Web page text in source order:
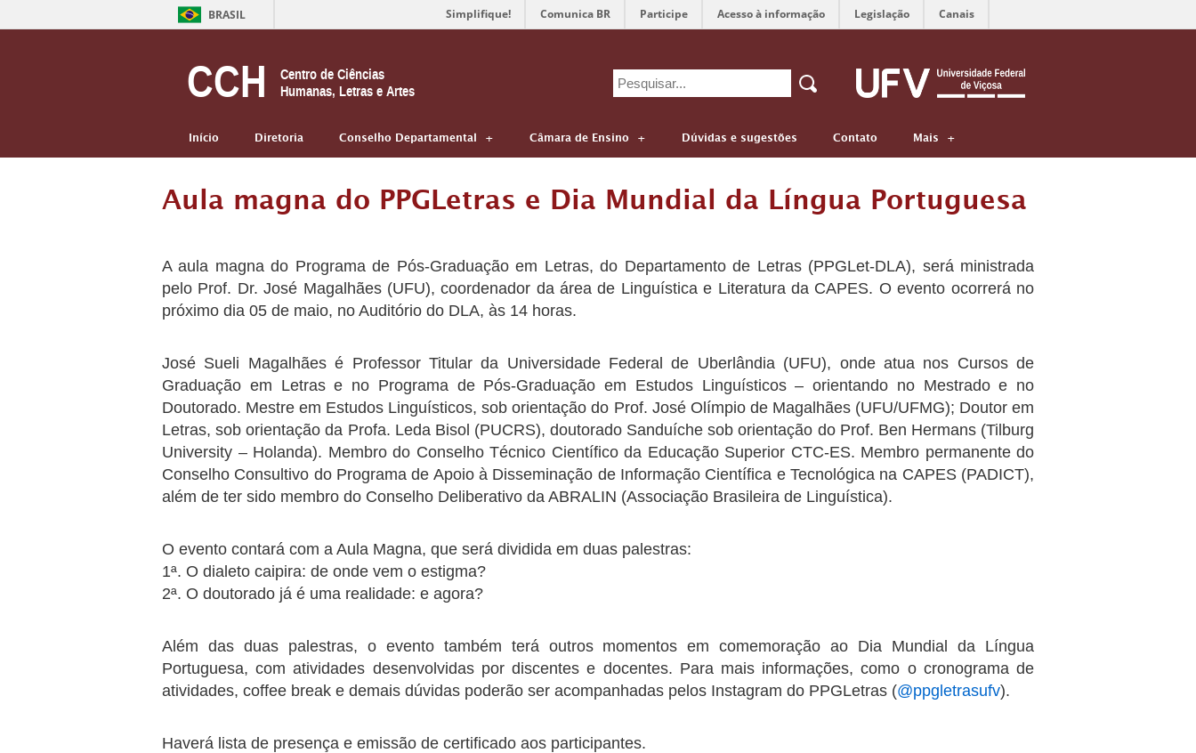
BRASIL Simplifique! Comunica BR Participe Acesso à informação Legislação Canais
CCH
Centro de Ciências
Humanas, Letras e Artes
Search
for:
Início Diretoria Conselho Departamental Câmara de Ensino Dúvidas e sugestões Contato Mais
Aula magna do PPGLetras e Dia Mundial da Língua Portuguesa
A aula magna do Programa de Pós-Graduação em Letras, do Departamento de Letras (PPGLet-DLA), será ministrada
pelo Prof. Dr. José Magalhães (UFU), coordenador da área de Linguística e Literatura da CAPES. O evento ocorrerá no
próximo dia 05 de maio, no Auditório do DLA, às 14 horas.
José Sueli Magalhães é Professor Titular da Universidade Federal de Uberlândia (UFU), onde atua nos Cursos de
Graduação em Letras e no Programa de Pós-Graduação em Estudos Linguísticos – orientando no Mestrado e no
Doutorado. Mestre em Estudos Linguísticos, sob orientação do Prof. José Olímpio de Magalhães (UFU/UFMG); Doutor em
Letras, sob orientação da Profa. Leda Bisol (PUCRS), doutorado Sanduíche sob orientação do Prof. Ben Hermans (Tilburg
University – Holanda). Membro do Conselho Técnico Científico da Educação Superior CTC-ES. Membro permanente do
Conselho Consultivo do Programa de Apoio à Disseminação de Informação Científica e Tecnológica na CAPES (PADICT),
além de ter sido membro do Conselho Deliberativo da ABRALIN (Associação Brasileira de Linguística).
O evento contará com a Aula Magna, que será dividida em duas palestras:
1ª. O dialeto caipira: de onde vem o estigma?
2ª. O doutorado já é uma realidade: e agora?
Além das duas palestras, o evento também terá outros momentos em comemoração ao Dia Mundial da Língua
Portuguesa, com atividades desenvolvidas por discentes e docentes. Para mais informações, como o cronograma de
atividades, coffee break e demais dúvidas poderão ser acompanhadas pelos Instagram do PPGLetras (@ppgletrasufv).
Haverá lista de presença e emissão de certificado aos participantes.